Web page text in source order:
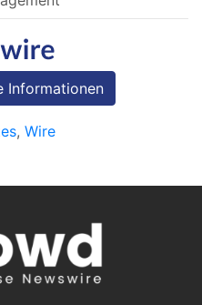
Informationen
, Wire